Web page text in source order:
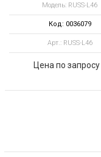
Модель: RUSS-L46
Код: 0036079
Арт.: RUSS-L46
Цена по запросу